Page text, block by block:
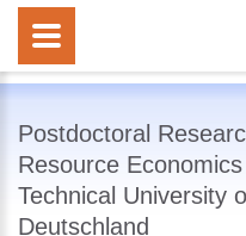
Postdoctoral
Resource Economics
Technical University
Deutschland